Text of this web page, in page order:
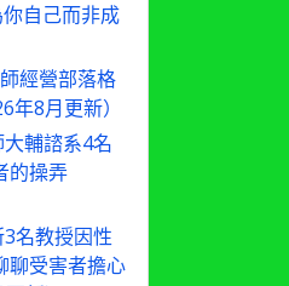
自己而非成
經營部落格
8月更新）
輔諮系4名
的操弄
名教授因性
聊受害者擔心